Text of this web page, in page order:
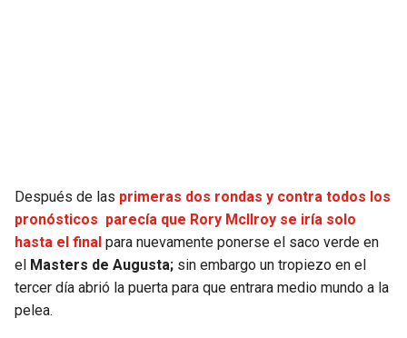
VIKINGS
THUNDER
Después de las primeras dos rondas y contra todos los
pronósticos parecía que Rory McIlroy se iría solo
hasta el final para nuevamente ponerse el saco verde en
el Masters de Augusta; sin embargo un tropiezo en el
tercer día abrió la puerta para que entrara medio mundo a la
pelea.